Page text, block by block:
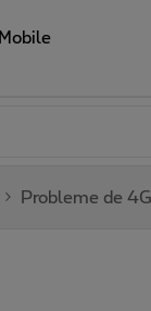
Mobile
Probleme de